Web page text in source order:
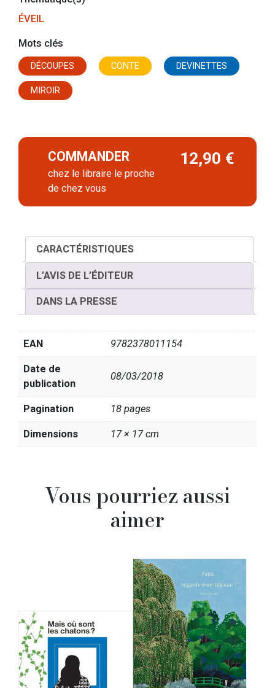
ÉVEIL
Mots clés
DÉCOUPES CONTE DEVINETTES
MIROIR
COMMANDER
chez le libraire le proche
de chez vous
12,90 €
CARACTÉRISTIQUES
L’AVIS DE L’ÉDITEUR
DANS LA PRESSE
EAN 9782378011154
Date de
publication
08/03/2018
Pagination 18 pages
Dimensions 17 × 17 cm
Vous pourriez aussi
aimer